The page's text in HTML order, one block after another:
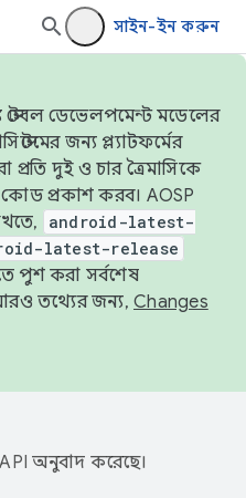
সাইন-ইন করুন
স্টেবল ডেভেলপমেন্ট মডেলের
জন্য প্ল্যাটফর্মের
প্রতি দুই ও চার ত্রৈমাসিকে
প্রকাশ করব। AOSP
android-latest-
latest-release
তে পুশ করা সর্বশেষ
তথ্যের জন্য, Changes
অনুবাদ করেছে।